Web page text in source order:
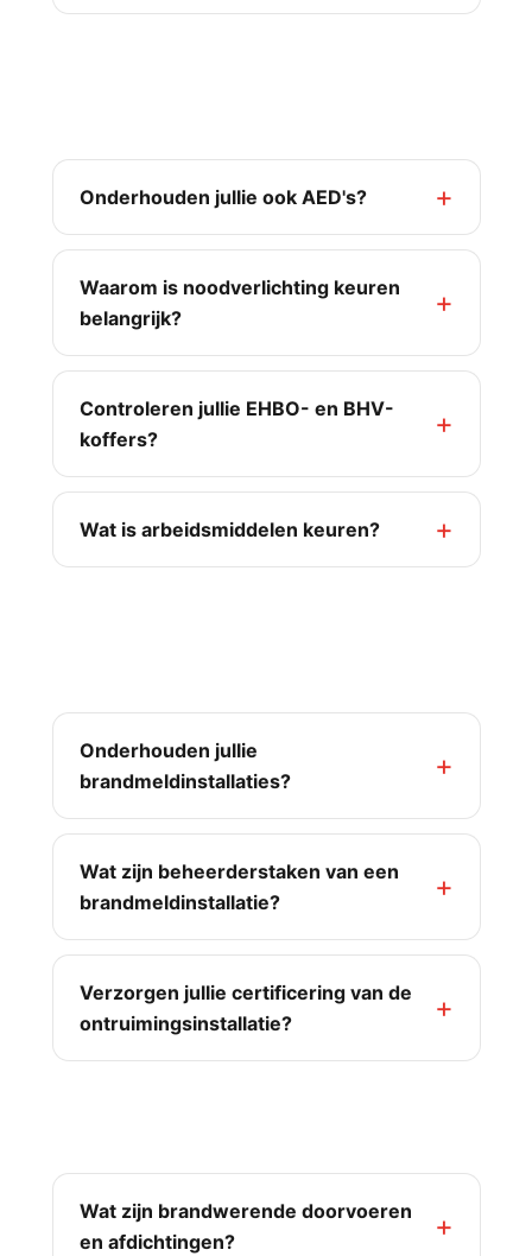
Onderhouden jullie ook AED's?
Waarom is noodverlichting keuren
belangrijk?
Controleren jullie EHBO- en BHV-
koffers?
Wat is arbeidsmiddelen keuren?
Onderhouden jullie
brandmeldinstallaties?
Wat zijn beheerderstaken van een
brandmeldinstallatie?
Verzorgen jullie certificering van de
ontruimingsinstallatie?
Wat zijn brandwerende doorvoeren
en afdichtingen?